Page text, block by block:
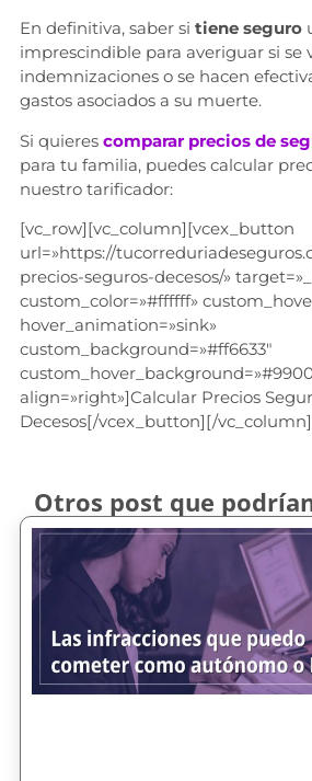
En definitiva, saber si tiene seguro
imprescindible para averiguar si se
indemnizaciones o se hacen
gastos asociados a su muerte.
Si quieres comparar precios de
para tu familia, puedes calcular
nuestro tarificador:
[vc_row][vc_column][vcex_button
url=»https://
precios-seguros-decesos/»
custom_color=»#ffffff»
hover_animation=»sink»
custom_background=»#ff6633″
align=»right»]Calcular Precios
Decesos[/vcex_button][/
Otros post que